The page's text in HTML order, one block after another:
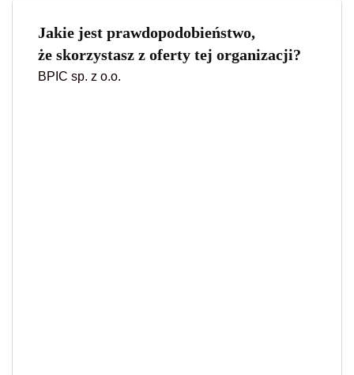
Jakie jest prawdopodobieństwo,
że skorzystasz z oferty tej organizacji?
BPIC sp. z o.o.